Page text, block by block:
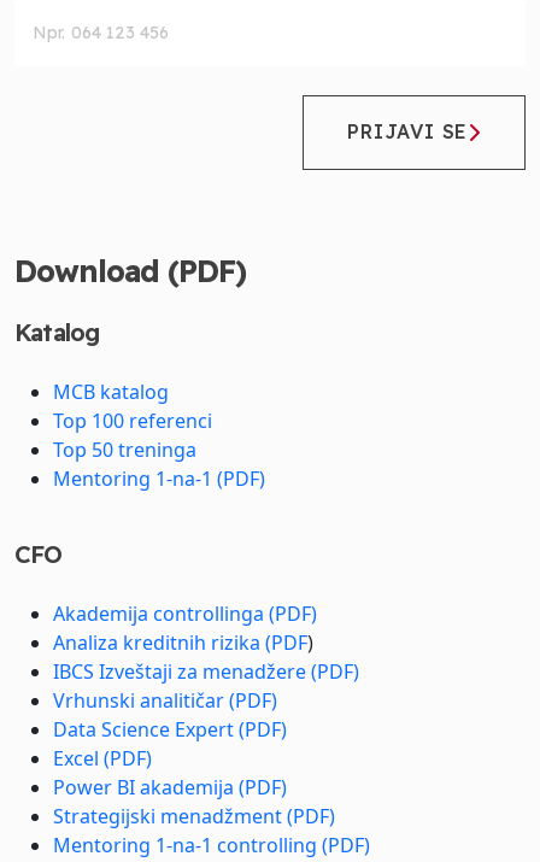
PRIJAVI SE
Download (PDF)
Katalog
MCB katalog
Top 100 referenci
Top 50 treninga
Mentoring 1-na-1 (PDF)
CFO
Akademija controllinga (PDF)
Analiza kreditnih rizika (PDF)
IBCS Izveštaji za menadžere (PDF)
Vrhunski analitičar (PDF)
Data Science Expert (PDF)
Excel (PDF)
Power BI akademija (PDF)
Strategijski menadžment (PDF)
Mentoring 1-na-1 controlling (PDF)